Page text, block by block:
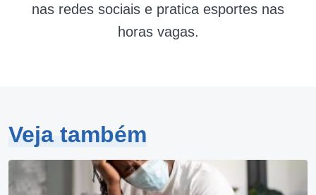
nas redes sociais e pratica esportes nas
horas vagas.
Veja também